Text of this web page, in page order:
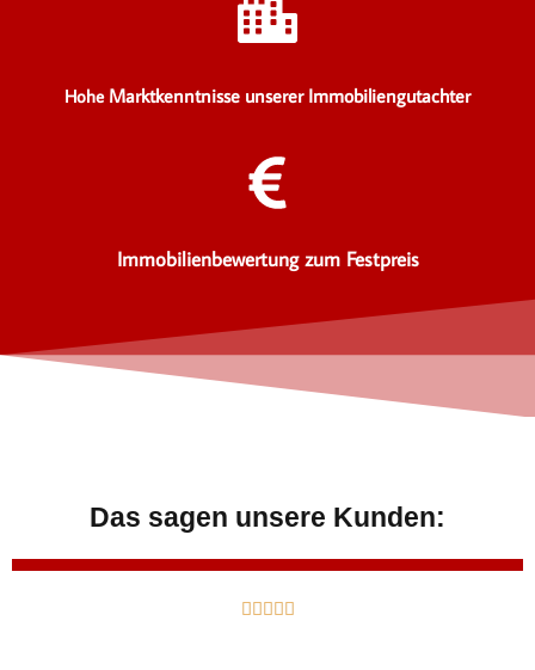
Hohe Marktkenntnisse unserer Immobiliengutachter
Immobilienbewertung zum Festpreis
Das sagen unsere Kunden:
    B